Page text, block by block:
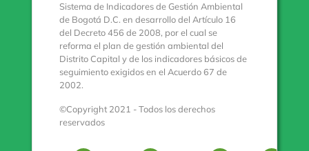
Sistema de Indicadores de Gestión Ambiental
de Bogotá D.C. en desarrollo del Artículo 16
del Decreto 456 de 2008, por el cual se
reforma el plan de gestión ambiental del
Distrito Capital y de los indicadores básicos de
seguimiento exigidos en el Acuerdo 67 de
2002.
©Copyright 2021 - Todos los derechos
reservados